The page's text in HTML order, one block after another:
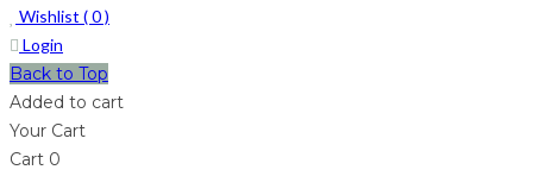
Wishlist (0)
Login
Back to Top
Added to cart
Your Cart
Cart 0